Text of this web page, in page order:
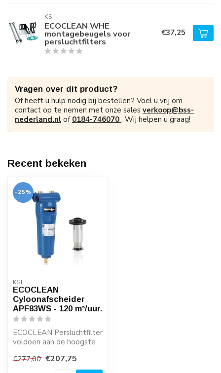
KSI
ECOCLEAN WHE
montagebeugels voor
persluchtfilters
€37,25
Vragen over dit product?
Of heeft u hulp nodig bij bestellen? Voel u vrij om
contact op te nemen met onze sales verkoop@bss-
nederland.nl of 0184-746070 . Wij helpen u graag!
Recent bekeken
-25%
KSI
ECOCLEAN
Cyloonafscheider
APF83WS - 120 m³/uur.
ECOCLEAN Persluchtfilter
voldoen aan de hoogste
zeer eco...
€277,00 €207,75